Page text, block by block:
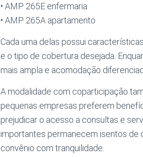
• AMP 265E enfermaria
• AMP 265A apartamento
Cada uma delas possui
e o tipo de cobertura desejada.
mais ampla e acomodação
A modalidade com coparticipação
pequenas empresas preferem
prejudicar o acesso a consultas e
importantes permanecem isentos de
convênio com tranquilidade.